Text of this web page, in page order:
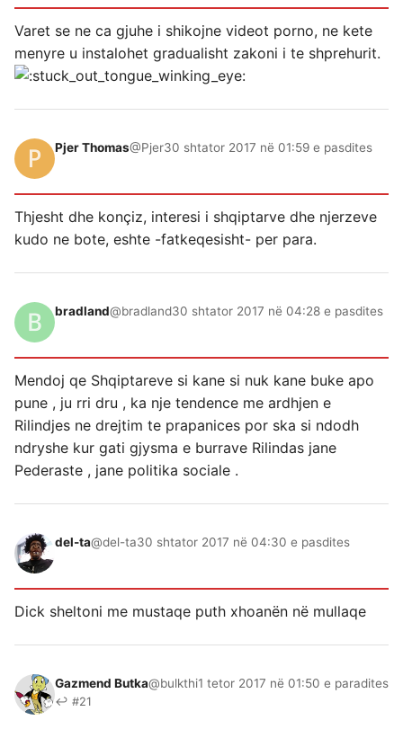
Varet se ne ca gjuhe i shikojne videot porno, ne kete
menyre u instalohet gradualisht zakoni i te shprehurit.
Pjer Thomas@Pjer30 shtator 2017 në 01:59 e pasdites
Thjesht dhe konçiz, interesi i shqiptarve dhe njerzeve
kudo ne bote, eshte -fatkeqesisht- per para.
bradland@bradland30 shtator 2017 në 04:28 e pasdites
Mendoj qe Shqiptareve si kane si nuk kane buke apo
pune , ju rri dru , ka nje tendence me ardhjen e
Rilindjes ne drejtim te prapanices por ska si ndodh
ndryshe kur gati gjysma e burrave Rilindas jane
Pederaste , jane politika sociale .
del-ta@del-ta30 shtator 2017 në 04:30 e pasdites
Dick sheltoni me mustaqe puth xhoanën në mullaqe
Gazmend Butka@bulkthi1 tetor 2017 në 01:50 e paradites
↩ #21